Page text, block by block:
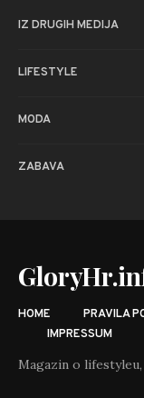
IZ DRUGIH MEDIJA
LIFESTYLE
MODA
ZABAVA
HOME PRAVILA
IMPRESSUM
Magazin o